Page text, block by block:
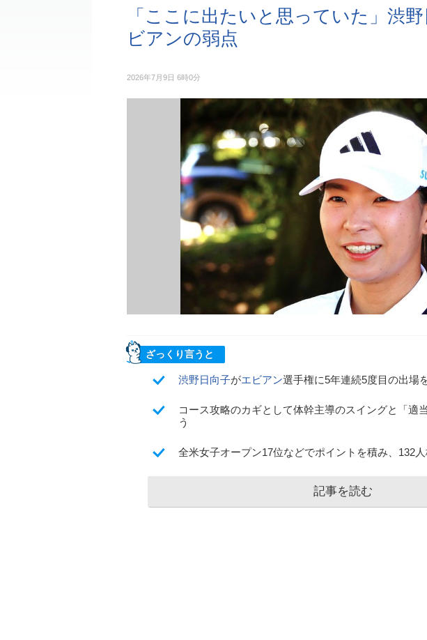
「ここに出たいと思っていた」渋
ビアンの弱点
2026年7月9日 6時0分
ざっくり言うと
渋野日向子がエビアン選手権に5年連続5度目の出場
コース攻略のカギとして体幹主導のスイングと「適
う
全米女子オープン17位などでポイントを積み、132
記事を読む